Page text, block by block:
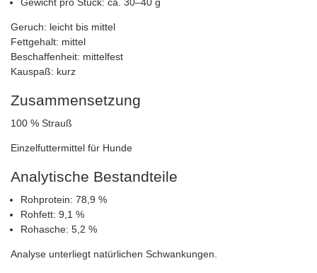
Geruch: leicht bis mittel
Fettgehalt: mittel
Beschaffenheit: mittelfest
Kauspaß: kurz
Zusammensetzung
100 % Strauß
Einzelfuttermittel für Hunde
Analytische Bestandteile
Rohprotein: 78,9 %
Rohfett: 9,1 %
Rohasche: 5,2 %
Analyse unterliegt natürlichen Schwankungen.